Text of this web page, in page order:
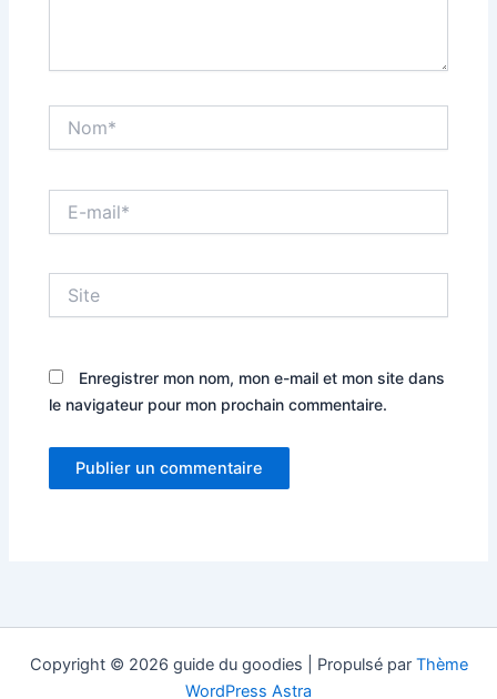
mail*
Enregistrer mon nom, mon e-mail et mon site dans
le navigateur pour mon prochain commentaire.
Copyright © 2026 guide du goodies | Propulsé par Thème
WordPress Astra